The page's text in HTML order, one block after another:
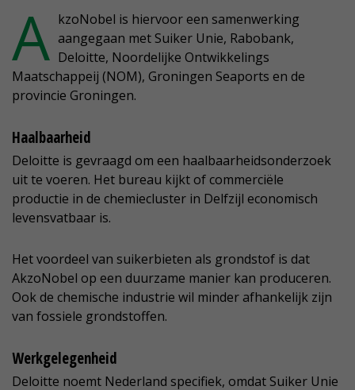
A kzoNobel is hiervoor een samenwerking
aangegaan met Suiker Unie, Rabobank,
Deloitte, Noordelijke Ontwikkelings
Maatschappeij (NOM), Groningen Seaports en de
provincie Groningen.
Haalbaarheid
Deloitte is gevraagd om een haalbaarheidsonderzoek
uit te voeren. Het bureau kijkt of commerciële
productie in de chemiecluster in Delfzijl economisch
levensvatbaar is.
Het voordeel van suikerbieten als grondstof is dat
AkzoNobel op een duurzame manier kan produceren.
Ook de chemische industrie wil minder afhankelijk zijn
van fossiele grondstoffen.
Werkgelegenheid
Deloitte noemt Nederland specifiek, omdat Suiker Unie